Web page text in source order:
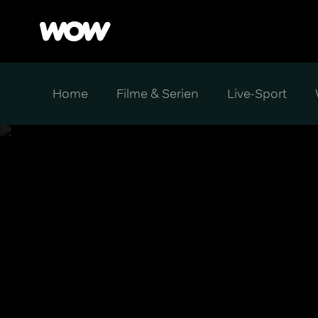
Home Filme & Serien Live-Sport